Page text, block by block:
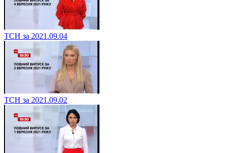
ТСН за 2021.09.04
ТСН за 2021.09.02